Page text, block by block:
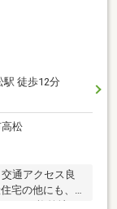
駅 徒歩12分
松
通アクセス良
宅の他にも、